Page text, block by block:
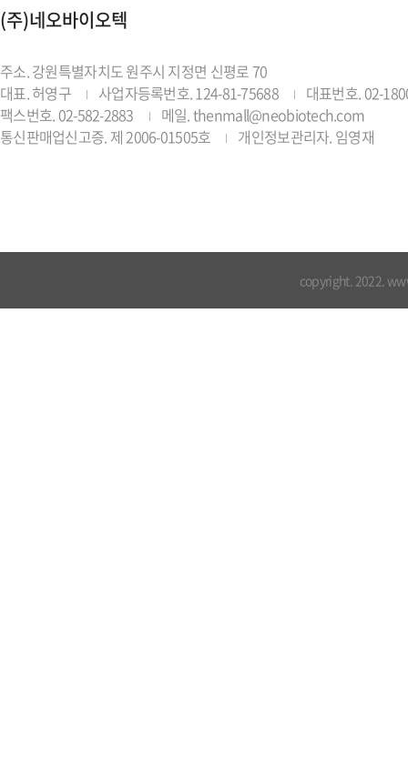
(주)네오바이오텍
주소. 강원특별자치도 원주시 지정면 신평로 70
대표. 허영구
사업자등록번호. 124-81-75688
대표번호. 02-
팩스번호. 02-582-2883
메일. thenmall@neobiotech.com
통신판매업신고증. 제 2006-01505호
개인정보관리자. 임영재
copyright. 2022.